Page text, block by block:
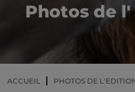
Photos de l'
ACCUEIL PHOTOS DE